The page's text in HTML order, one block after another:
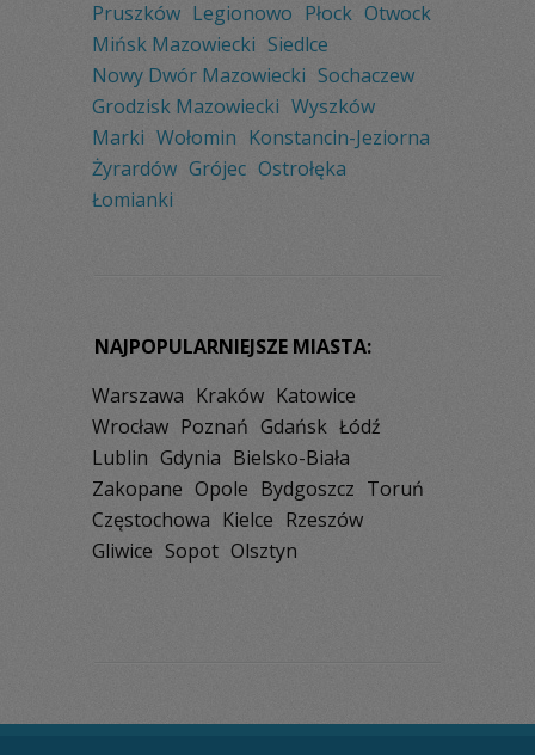
Pruszków Legionowo Płock Otwock
Mińsk Mazowiecki Siedlce
Nowy Dwór Mazowiecki Sochaczew
Grodzisk Mazowiecki Wyszków
Marki Wołomin Konstancin-Jeziorna
Żyrardów Grójec Ostrołęka
Łomianki
NAJPOPULARNIEJSZE MIASTA:
Warszawa Kraków Katowice
Wrocław Poznań Gdańsk Łódź
Lublin Gdynia Bielsko-Biała
Zakopane Opole Bydgoszcz Toruń
Częstochowa Kielce Rzeszów
Gliwice Sopot Olsztyn